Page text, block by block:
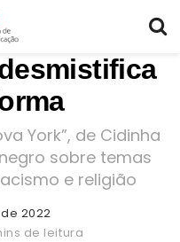
York”, de Cidinha
sobre temas
e religião
2022
de leitura